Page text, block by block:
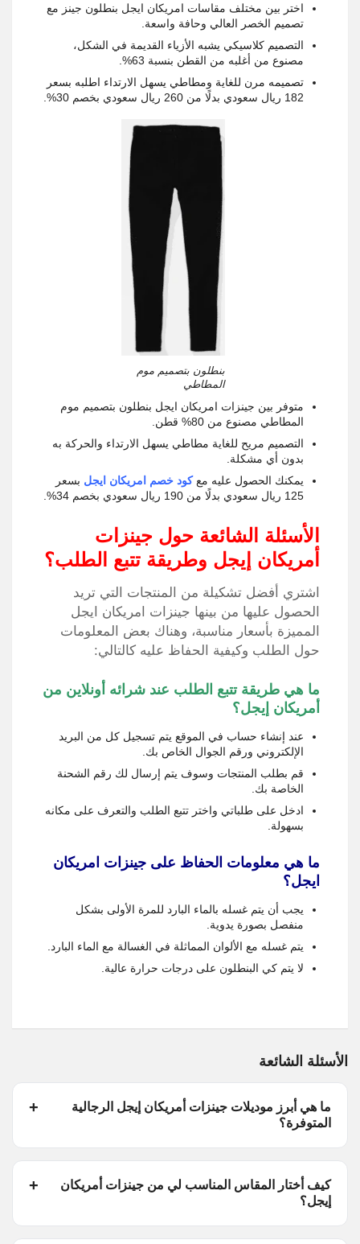
اختر بين مختلف مقاسات امريكان ايجل بنطلون جينز مع
تصميم الخصر العالي وحافة واسعة.
التصميم كلاسيكي يشبه الأزياء القديمة في الشكل،
مصنوع من أغلبه من القطن بنسبة 63%.
تصميمه مرن للغاية ومطاطي يسهل الارتداء اطلبه بسعر
182 ريال سعودي بدلًا من 260 ريال سعودي بخصم 30%.
بنطلون بتصميم موم
المطاطي
متوفر بين جينزات امريكان ايجل بنطلون بتصميم موم
المطاطي مصنوع من 80% قطن.
التصميم مريح للغاية مطاطي يسهل الارتداء والحركة به
بدون أي مشكلة.
يمكنك الحصول عليه معكود خصم امريكان ايجل بسعر
125 ريال سعودي بدلًا من 190 ريال سعودي بخصم 34%.
الأسئلة الشائعة حول جينزات
أمريكان إيجل وطريقة تتبع الطلب؟
اشتري أفضل تشكيلة من المنتجات التي تريد
الحصول عليها من بينها جينزات امريكان ايجل
المميزة بأسعار مناسبة، وهناك بعض المعلومات
حول الطلب وكيفية الحفاظ عليه كالتالي:
ما هي طريقة تتبع الطلب عند شرائه أونلاين من
أمريكان إيجل؟
عند إنشاء حساب في الموقع يتم تسجيل كل من البريد
الإلكتروني ورقم الجوال الخاص بك.
قم بطلب المنتجات وسوف يتم إرسال لك رقم الشحنة
الخاصة بك.
ادخل على طلباتي واختر تتبع الطلب والتعرف على مكانه
بسهولة.
ما هي معلومات الحفاظ على جينزات امريكان
ايجل؟
يجب أن يتم غسله بالماء البارد للمرة الأولى بشكل
منفصل بصورة يدوية.
يتم غسله مع الألوان المماثلة في الغسالة مع الماء البارد.
لا يتم كي البنطلون على درجات حرارة عالية.
الأسئلة الشائعة
ما هي أبرز موديلات جينزات أمريكان إيجل الرجالية
المتوفرة؟
كيف أختار المقاس المناسب لي من جينزات أمريكان
إيجل؟